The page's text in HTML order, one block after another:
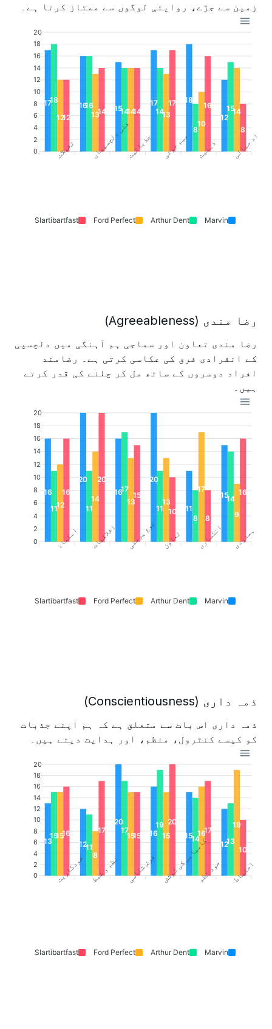
زمین سے جڑے، روایتی لوگوں سے ممتاز کرتا ہے۔
Marvin
Arthur Dent
Ford Perfect
Slartibartfast
20
18
16
14
12
10
8
6
4
2
0
17 16 15
17
18
12
18
16
14
14
8
15
12
13 14
13
10
14
12
14 14
17 16
8
تخیلات فنی دلچسپیاںجذباتیت مہم جوئی ذہنیت آزاد خیالی
رضا مندی (Agreeableness)
رضا مندی تعاون اور سماجی ہم آہنگی میں دلچسپی
کے انفرادی فرق کی عکاسی کرتی ہے۔ رضامند
افراد دوسروں کے ساتھ مل کر چلنے کی قدر کرتے
ہیں۔
Marvin
Arthur Dent
Ford Perfect
Slartibartfast
20
18
16
14
12
10
8
6
4
2
0
16
20
16
20
11
15
11
11
17
11
8
14
12
14 13 13
17
9
16
20
15
10
8
16
اعتماد اخلاقیات نوع پرستیتعاون انکساری ہمدردی
ذمہ داری (Conscientiousness)
ذمہ داری اس بات سے متعلق ہے کہ ہم اپنے جذبات
کو کیسے کنٹرول، منظم، اور ہدایت دیتے ہیں۔
Marvin
Arthur Dent
Ford Perfect
Slartibartfast
20
18
16
14
12
10
8
6
4
2
0
13 12
20
16
15
12
15
11
17
19
14
13
15
8
15 15 16
19
16
17
15
20
17
10
خودکاریتنظم و ضبطفرض شناسی کامیابی کی کوششخود نظم احتیاط